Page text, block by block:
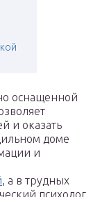
оснащенной
и оказать
доме
и
, а в трудных
психолог.